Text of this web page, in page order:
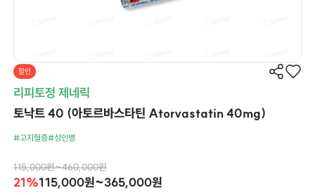
할인
리피토정 제네릭
토낙트 40 (아토르바스타틴 Atorvastatin 40mg)
#고지혈증#성인병
115,000원~460,000원
21%115,000원~365,000원